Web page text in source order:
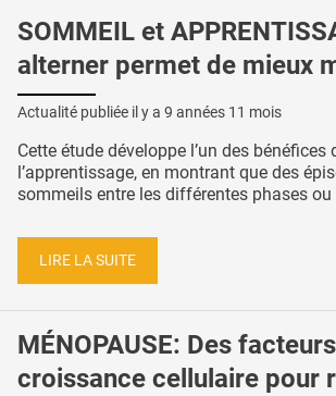
SOMMEIL et
alterner permet de mieux
Actualité publiée il y a 9 années 11 mois
Cette étude développe l’un des
l’apprentissage, en montrant que des
sommeils entre les différentes phases ou
LIRE LA SUITE
MÉNOPAUSE: Des
croissance cellulaire pour